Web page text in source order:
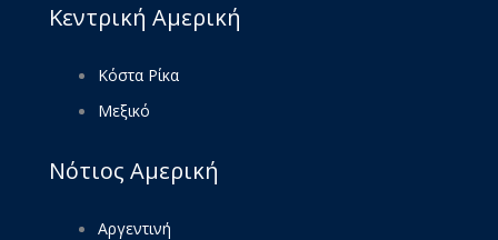
Κεντρική Αμερική
Κόστα Ρίκα
Μεξικό
Νότιος Αμερική
Αργεντινή